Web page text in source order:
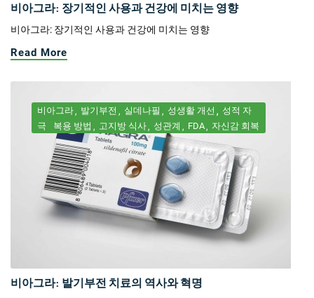
비아그라: 장기적인 사용과 건강에 미치는 영향
비아그라: 장기적인 사용과 건강에 미치는 영향
Read More
비아그라 발기부전 실데나필 성생활 개선
성적 자
극
복용 방법 고지방 식사 성관계 FDA 자신감 회복
비아그라: 발기부전 치료의 역사와 혁명